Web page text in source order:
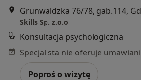
Grunwaldzka 76/78, gab.114,
Skills Sp. z.o.o
Konsultacja psychologiczna
Poproś o wizytę